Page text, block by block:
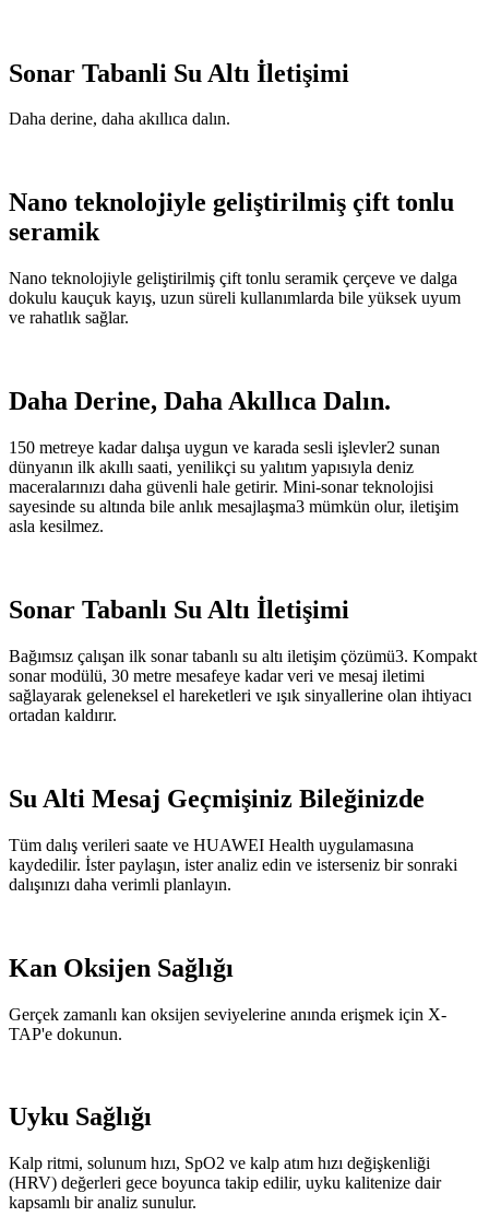
Sonar Tabanli Su Altı İletişimi
Daha derine, daha akıllıca dalın.
Nano teknolojiyle geliştirilmiş çift tonlu
seramik
Nano teknolojiyle geliştirilmiş çift tonlu seramik çerçeve ve dalga
dokulu kauçuk kayış, uzun süreli kullanımlarda bile yüksek uyum
ve rahatlık sağlar.
Daha Derine, Daha Akıllıca Dalın.
150 metreye kadar dalışa uygun ve karada sesli işlevler2 sunan
dünyanın ilk akıllı saati, yenilikçi su yalıtım yapısıyla deniz
maceralarınızı daha güvenli hale getirir. Mini-sonar teknolojisi
sayesinde su altında bile anlık mesajlaşma3 mümkün olur, iletişim
asla kesilmez.
Sonar Tabanlı Su Altı İletişimi
Bağımsız çalışan ilk sonar tabanlı su altı iletişim çözümü3. Kompakt
sonar modülü, 30 metre mesafeye kadar veri ve mesaj iletimi
sağlayarak geleneksel el hareketleri ve ışık sinyallerine olan ihtiyacı
ortadan kaldırır.
Su Alti Mesaj Geçmişiniz Bileğinizde
Tüm dalış verileri saate ve HUAWEI Health uygulamasına
kaydedilir. İster paylaşın, ister analiz edin ve isterseniz bir sonraki
dalışınızı daha verimli planlayın.
Kan Oksijen Sağlığı
Gerçek zamanlı kan oksijen seviyelerine anında erişmek için X-
TAP'e dokunun.
Uyku Sağlığı
Kalp ritmi, solunum hızı, SpO2 ve kalp atım hızı değişkenliği
(HRV) değerleri gece boyunca takip edilir, uyku kalitenize dair
kapsamlı bir analiz sunulur.